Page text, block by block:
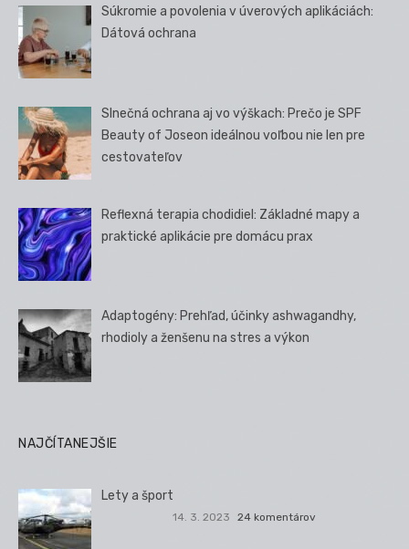
Súkromie a povolenia v úverových aplikáciách:
Dátová ochrana
Slnečná ochrana aj vo výškach: Prečo je SPF
Beauty of Joseon ideálnou voľbou nie len pre
cestovateľov
Reflexná terapia chodidiel: Základné mapy a
praktické aplikácie pre domácu prax
Adaptogény: Prehľad, účinky ashwagandhy,
rhodioly a ženšenu na stres a výkon
NAJČÍTANEJŠIE
Lety a šport
14. 3. 2023 24 komentárov